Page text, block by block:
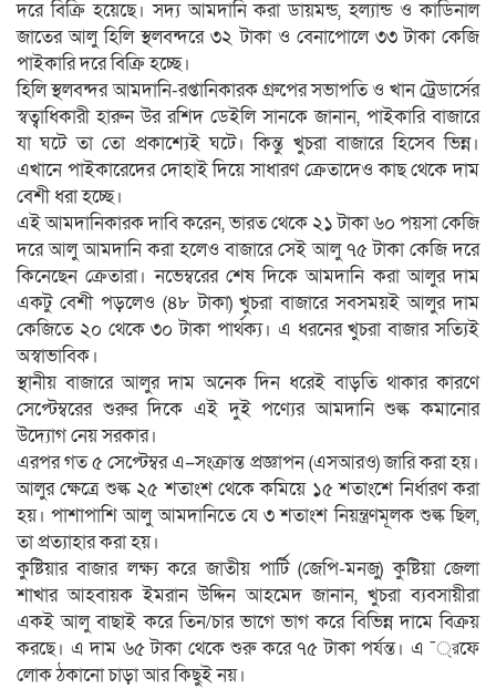
দরে বিক্রি হয়েছে। সদ্য আমদানি করা ডায়মন্ড, হল্যান্ড ও কার্ডিনাল
জাতের আলু হিলি স্থলবন্দরে ৩২ টাকা ও বেনাপোলে ৩৩ টাকা কেজি
পাইকারি দরে বিক্রি হচ্ছে।
হিলি স্থলবন্দর আমদানি-রপ্তানিকারক গ্রুপের সভাপতি ও খান ট্রেডার্সের
স্বত্বাধিকারী হারুন উর রশিদ ডেইলি সানকে জানান, পাইকারি বাজারে
যা ঘটে তা তো প্রকাশ্যেই ঘটে। কিন্তু খুচরা বাজারে হিসেব ভিন্ন।
এখানে পাইকারেদের দোহাই দিয়ে সাধারণ ক্রেতাদেও কাছ থেকে দাম
বেশী ধরা হচ্ছে।
এই আমদানিকারক দাবি করেন, ভারত থেকে ২১ টাকা ৬০ পয়সা কেজি
দরে আলু আমদানি করা হলেও বাজারে সেই আলু ৭৫ টাকা কেজি দরে
কিনেছেন ক্রেতারা। নভেম্বরের শেষ দিকে আমদানি করা আলুর দাম
একটু বেশী পড়লেও (৪৮ টাকা) খুচরা বাজারে সবসময়ই আলুর দাম
কেজিতে ২০ থেকে ৩০ টাকা পার্থক্য। এ ধরনের খুচরা বাজার সত্যিই
অস্বাভাবিক।
স্থানীয় বাজারে আলুর দাম অনেক দিন ধরেই বাড়তি থাকার কারণে
সেপ্টেম্বরের শুরুর দিকে এই দুই পণ্যের আমদানি শুল্ক কমানোর
উদ্যোগ নেয় সরকার।
এরপর গত ৫ সেপ্টেম্বর এ–সংক্রান্ত প্রজ্ঞাপন (এসআরও) জারি করা হয়।
আলুর ক্ষেত্রে শুল্ক ২৫ শতাংশ থেকে কমিয়ে ১৫ শতাংশে নির্ধারণ করা
হয়। পাশাপাশি আলু আমদানিতে যে ৩ শতাংশ নিয়ন্ত্রণমূলক শুল্ক ছিল,
তা প্রত্যাহার করা হয়।
কুষ্টিয়ার বাজার লক্ষ্য করে জাতীয় পার্টি (জেপি-মনজু) কুষ্টিয়া জেলা
শাখার আহবায়ক ইমরান উদ্দিন আহমেদ জানান, খুচরা ব্যবসায়ীরা
একই আলু বাছাই করে তিন/চার ভাগে ভাগ করে বিভিন্ন দামে বিক্রয়
করছে। এ দাম ৬৫ টাকা থেকে শুরু করে ৭৫ টাকা পর্যন্ত। এ ¯্রফে
লোক ঠকানো চাড়া আর কিছুই নয়।